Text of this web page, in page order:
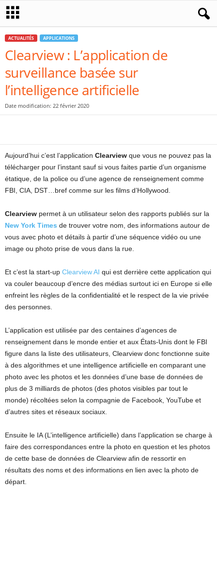
ACTUALITÉS APPLICATIONS
Clearview : L’application de
surveillance basée sur
l’intelligence artificielle
Date modification: 22 février 2020
Aujourd’hui c’est l’application Clearview que vous ne pouvez pas la
télécharger pour l’instant sauf si vous faites partie d’un organisme
étatique, de la police ou d’une agence de renseignement comme
FBI, CIA, DST…bref comme sur les films d’Hollywood.
Clearview permet à un utilisateur selon des rapports publiés sur la
New York Times de trouver votre nom, des informations autour de
vous avec photo et détails à partir d’une séquence vidéo ou une
image ou photo prise de vous dans la rue.
Et c’est la start-up Clearview AI qui est derrière cette application qui
va couler beaucoup d’encre des médias surtout ici en Europe si elle
enfreint les règles de la confidentialité et le respect de la vie privée
des personnes.
L’application est utilisée par des centaines d’agences de
renseignement dans le monde entier et aux États-Unis dont le FBI
figure dans la liste des utilisateurs, Clearview donc fonctionne suite
à des algorithmes et une intelligence artificielle en comparant une
photo avec les photos et les données d’une base de données de
plus de 3 milliards de photos (des photos visibles par tout le
monde) récoltées selon la compagnie de Facebook, YouTube et
d’autres sites et réseaux sociaux.
Ensuite le IA (L’intelligence artificielle) dans l’application se charge à
faire des correspondances entre la photo en question et les photos
de cette base de données de Clearview afin de ressortir en
résultats des noms et des informations en lien avec la photo de
départ.